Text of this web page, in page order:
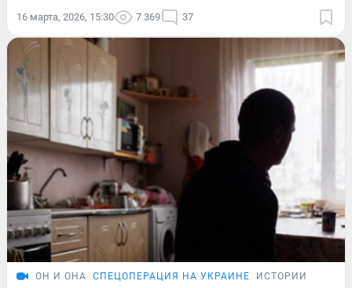
16 марта, 2026, 15:30 7 369 37
ОН И ОНА СПЕЦОПЕРАЦИЯ НА УКРАИНЕ ИСТОРИИ